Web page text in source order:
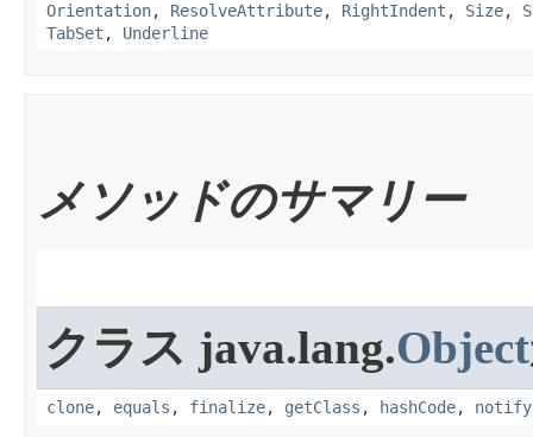
Orientation, ResolveAttribute, RightIndent , Size,
TabSet , Underline
メソッドのサマリー
クラス java.lang.Object
clone, equals , finalize, getClass , hashCode, notify